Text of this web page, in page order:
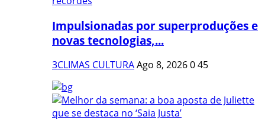
Impulsionadas por superproduções e
novas tecnologias,...
3CLIMAS CULTURAAgo 8, 2026045